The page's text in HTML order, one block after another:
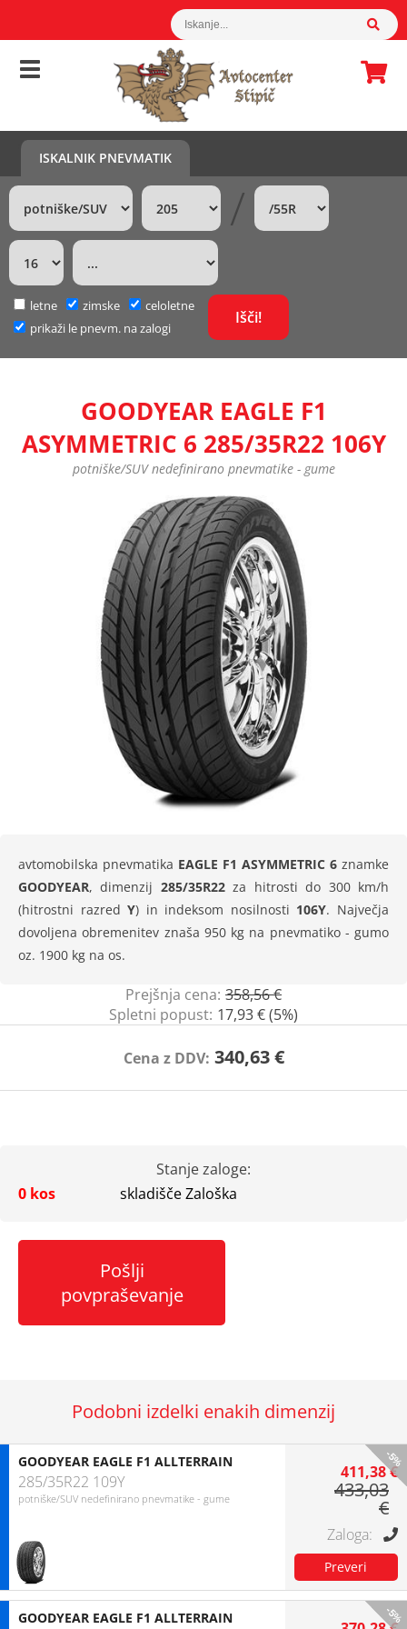
ISKALNIK PNEVMATIK
/
letne zimske
celoletne
prikaži le pnevm. na zalogi
GOODYEAR EAGLE F1
ASYMMETRIC 6 285/35R22 106Y
potniške/SUV nedefinirano pnevmatike - gume
avtomobilska pnevmatika EAGLE F1 ASYMMETRIC 6 znamke
GOODYEAR, dimenzij 285/35R22za hitrosti do 300 km/h
(hitrostni razredY) in indeksom nosilnosti 106Y. Največja
dovoljena obremenitev znaša 950 kg na pnevmatiko - gumo
oz. 1900 kg na os.
Prejšnja cena: 358,56 €
Spletni popust: 17,93 € (5%)
Cena z DDV: 340,63 €
Stanje zaloge:
0 kos
skladišče Zaloška
Pošlji
povpraševanje
Podobni izdelki enakih dimenzij
-5%
GOODYEAR EAGLE F1 ALLTERRAIN
285/35R22 109Y
potniške/SUV nedefinirano pnevmatike - gume
411,38 €
433,03
€
-5%
GOODYEAR EAGLE F1 ALLTERRAIN